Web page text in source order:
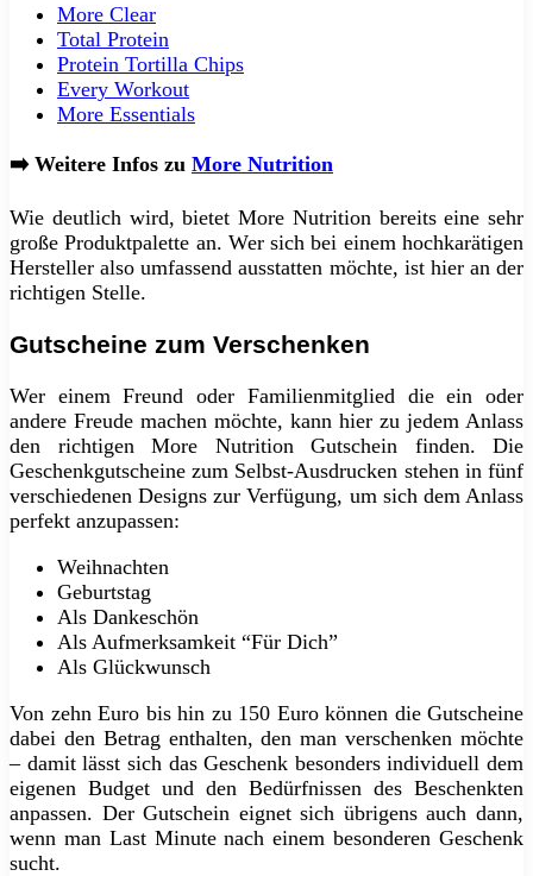
More Clear
Total Protein
Protein Tortilla Chips
Every Workout
More Essentials
➡️ Weitere Infos zu More Nutrition
Wie deutlich wird, bietet More Nutrition bereits eine sehr
große Produktpalette an. Wer sich bei einem hochkarätigen
Hersteller also umfassend ausstatten möchte, ist hier an der
richtigen Stelle.
Gutscheine zum Verschenken
Wer einem Freund oder Familienmitglied die ein oder
andere Freude machen möchte, kann hier zu jedem Anlass
den richtigen More Nutrition Gutschein finden. Die
Geschenkgutscheine zum Selbst-Ausdrucken stehen in fünf
verschiedenen Designs zur Verfügung, um sich dem Anlass
perfekt anzupassen:
Weihnachten
Geburtstag
Als Dankeschön
Als Aufmerksamkeit “Für Dich”
Als Glückwunsch
Von zehn Euro bis hin zu 150 Euro können die Gutscheine
dabei den Betrag enthalten, den man verschenken möchte
– damit lässt sich das Geschenk besonders individuell dem
eigenen Budget und den Bedürfnissen des Beschenkten
anpassen. Der Gutschein eignet sich übrigens auch dann,
wenn man Last Minute nach einem besonderen Geschenk
sucht.